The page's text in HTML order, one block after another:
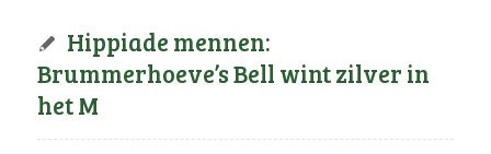
Hippiade mennen:
Brummerhoeve’s Bell wint zilver in
het M